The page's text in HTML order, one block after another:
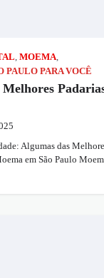
, MOEMA,
PAULO PARA VOCÊ
Algumas das
em São Paulo